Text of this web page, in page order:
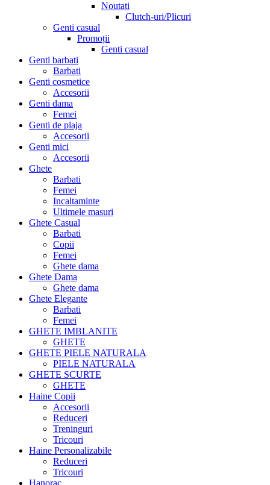
Noutati
Clutch-uri/Plicuri
Genti casual
Promoții
Genti casual
Genti barbati
Barbati
Genti cosmetice
Accesorii
Genti dama
Femei
Genti de plaja
Accesorii
Genti mici
Accesorii
Ghete
Barbati
Femei
Incaltaminte
Ultimele masuri
Ghete Casual
Barbati
Copii
Femei
Ghete dama
Ghete Dama
Ghete dama
Ghete Elegante
Barbati
Femei
GHETE IMBLANITE
GHETE
GHETE PIELE NATURALA
PIELE NATURALA
GHETE SCURTE
GHETE
Haine Copii
Accesorii
Reduceri
Treninguri
Tricouri
Haine Personalizabile
Reduceri
Tricouri
Hanorac